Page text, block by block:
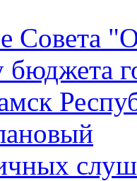
Совета
бюджета